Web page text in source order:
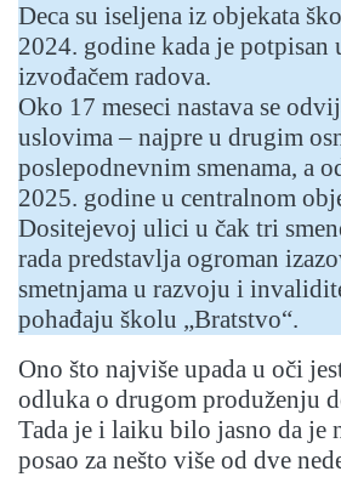
Deca su iseljena iz objekata
2024. godine kada je potpisan
izvođačem radova.
Oko 17 meseci nastava se
uslovima – najpre u drugim
poslepodnevnim smenama, a
2025. godine u centralnom
Dositejevoj ulici u čak tri
rada predstavlja ogroman
smetnjama u razvoju i
pohađaju školu „Bratstvo“.
Ono što najviše upada u oči
odluka o drugom produženju
Tada je i laiku bilo jasno da je
posao za nešto više od dve